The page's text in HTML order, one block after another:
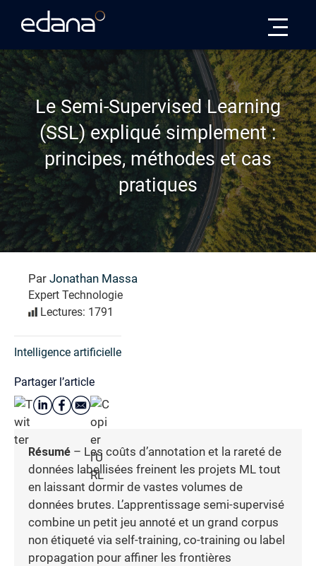
Le Semi-Supervised Learning
(SSL) expliqué simplement :
principes, méthodes et cas
pratiques
Par Jonathan Massa
Expert Technologie
Lectures: 1791
Intelligence artificielle
Partager l’article
Résumé – Les coûts d’annotation et la rareté de
données labellisées freinent les projets ML tout
en laissant dormir de vastes volumes de
données brutes. L’apprentissage semi-supervisé
combine un petit jeu annoté et un grand corpus
non étiqueté via self-training, co-training ou label
propagation pour affiner les frontières